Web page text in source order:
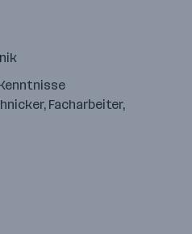
Facharbeiter,